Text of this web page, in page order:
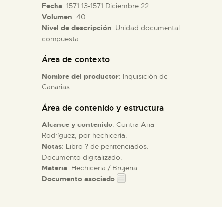
EL MUSEO
DIDÁCTICA
ESPAÑOL
Fecha: 1571.13-1571.Diciembre.22
Volumen: 40
Nivel de descripción: Unidad documental
compuesta
Área de contexto
Nombre del productor: Inquisición de
Canarias
Área de contenido y estructura
Alcance y contenido: Contra Ana
Rodríguez, por hechicería.
Notas: Libro ? de penitenciados.
Documento digitalizado.
Materia: Hechicería / Brujería
Documento asociado